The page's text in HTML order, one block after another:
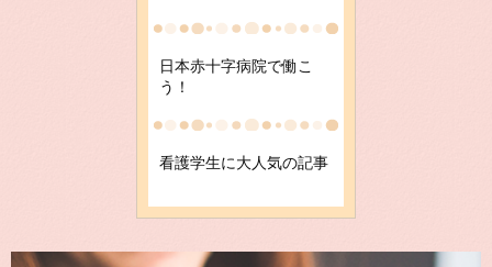
日本赤十字病院で働こ
う！
看護学生に大人気の記事